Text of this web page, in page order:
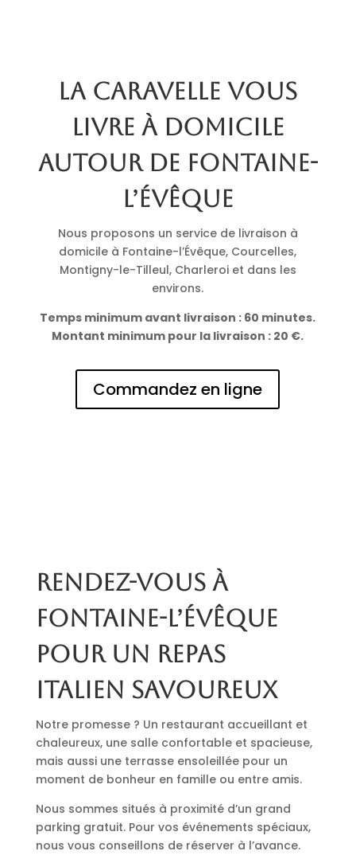
La Caravelle vous
livre à domicile
autour de Fontaine-
l’Évêque
Nous proposons un service de livraison à
domicile à Fontaine-l’Évêque, Courcelles,
Montigny-le-Tilleul, Charleroi et dans les
environs.
Temps minimum avant livraison : 60 minutes.
Montant minimum pour la livraison : 20 €.
Commandez en ligne
Rendez-vous à
Fontaine-l’Évêque
pour un repas
italien savoureux
Notre promesse ? Un restaurant accueillant et
chaleureux, une salle confortable et spacieuse,
mais aussi une terrasse ensoleillée pour un
moment de bonheur en famille ou entre amis.
Nous sommes situés à proximité d’un grand
parking gratuit. Pour vos événements spéciaux,
nous vous conseillons de réserver à l’avance.